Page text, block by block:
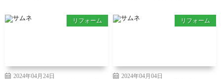
リフォーム
2024年04月24日
リフォーム
2024年04月04日